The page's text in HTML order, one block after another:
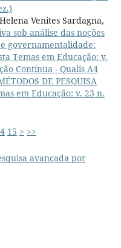
Venites Sardagna,
sob análise das noções
governamentalidade:
Temas em Educação: v.
Contínua - Qualis A4
DE PESQUISA
em Educação: v. 23 n.
15 > >>
avançada por